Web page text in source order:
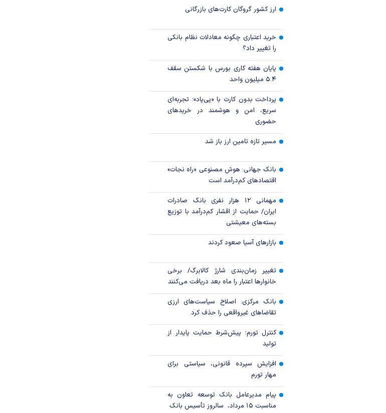
ارز کشور گروگان کارت‌های بازرگانی
خرید اعتباری چگونه معادلات نظام بانکی
را تغییر داد؟
پایان هفته کاری بورس با شکستن سقف
۵.۴ میلیون واحد
پرداخت بدون کارت با «پی‌پاد»؛ تجربه‌ای
سریع، امن و هوشمند در خریدهای
حضوری
مسیر تازه تامین ارز باز شد
بانک جهانی: هوش مصنوعی «راه نجات»
اقتصادهای کم‌درآمد است
مهمانی ۱۲ هزار نفری بانک صادرات
ایران/ حمایت از اقشار کم‌درآمد با توزیع
بسته‌های معیشتی
بازارهای آسیا صعود کردند
تغییر زمان‌بندی شارژ کالابرگ/ برخی
خانوار‌ها اعتبار را ماه بعد دریافت می‌کنند
بانک مرکزی: اصلاح سیاست‌های ارزی
تقاضاهای غیرواقعی را حذف کرد
کنترل تورم؛ پیش‌شرط حمایت پایدار از
تولید
افزایش سپرده قانونی، سیاستی برای
مهار تورم
پیام مدیرعامل بانک توسعه تعاون به
مناسبت ۱۵ مرداد، سالروز تأسیس بانک